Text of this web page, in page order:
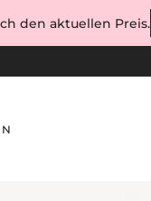
den aktuellen Preis.